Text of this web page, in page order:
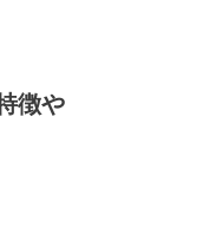
徴や